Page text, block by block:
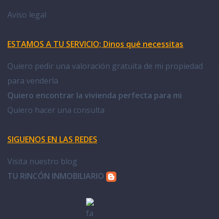
Aviso legal
ESTAMOS A TU SERVICIO; Dinos qué necessitas
Quiero pedir una valoración gratuita de mi propiedad
para venderla
Quiero encontrar la vivienda perfecta para mi
Quiero hacer una consulta
SIGUENOS EN LAS REDES
Visita nuestro blog
TU RINCÓN INMOBILIARIO